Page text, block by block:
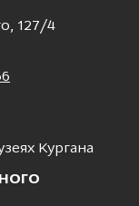
127/4
Кургана